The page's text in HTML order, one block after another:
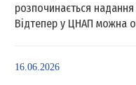
розпочинається
Відтепер у ЦНАП можна
16.06.2026